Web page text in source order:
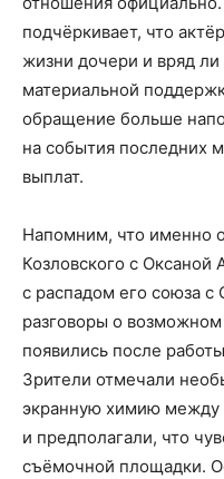
подчёркивает, что
жизни дочери и вряд ли
материальной
обращение больше
на события последних
выплат.
Напомним, что именно
Козловского с
с распадом его союза
разговоры о
появились после
Зрители отмечали
экранную химию между
и предполагали, что
съёмочной площадки.